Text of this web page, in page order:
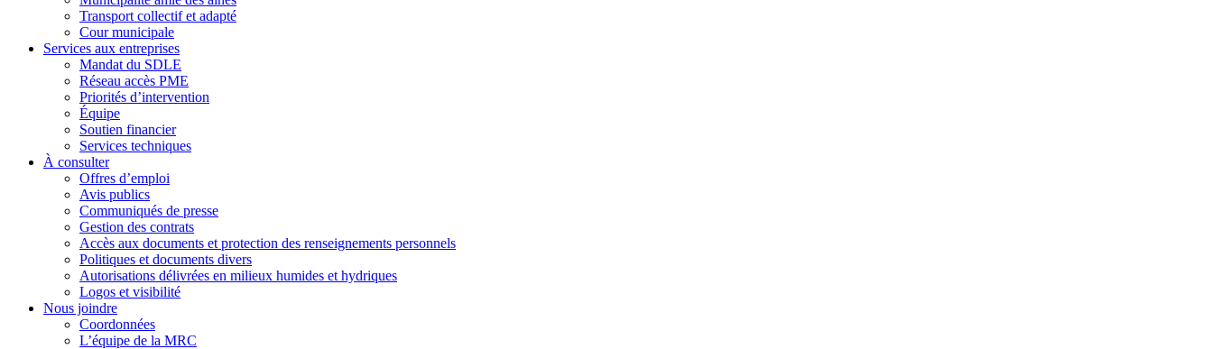
Transport collectif et adapté
Cour municipale
Services aux entreprises
Mandat du SDLE
Réseau accès PME
Priorités d’intervention
Équipe
Soutien financier
Services techniques
À consulter
Offres d’emploi
Avis publics
Communiqués de presse
Gestion des contrats
Accès aux documents et protection des renseignements personnels
Politiques et documents divers
Autorisations délivrées en milieux humides et hydriques
Logos et visibilité
Nous joindre
Coordonnées
L’équipe de la MRC